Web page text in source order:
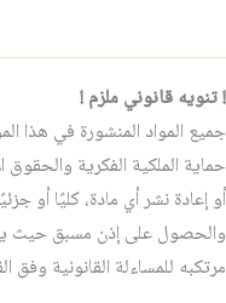
! تنويه قانوني ملزم !
جميع المواد المنشورة في هذا
حماية الملكية الفكرية والحقوق
أو إعادة نشر أي مادة، كليًا أو
والحصول على إذن مسبق حيث
مرتكبه للمساءلة القانونية وفق